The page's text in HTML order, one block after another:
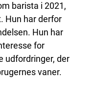
barista i 2021,
Hun har derfor
Hun har
for
udfordringer, der
vaner.